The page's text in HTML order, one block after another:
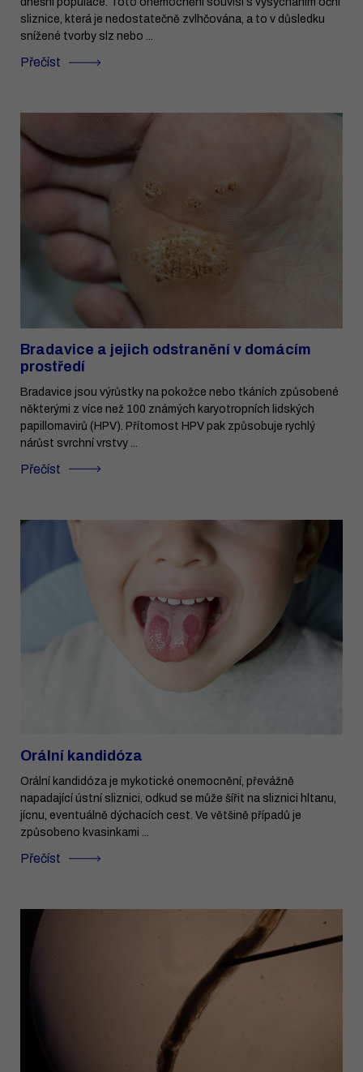
sliznice, která je nedostatečně zvlhčována, a to v důsledku
snížené tvorby slz nebo ...
Přečíst
Bradavice a jejich odstranění v domácím
prostředí
Bradavice jsou výrůstky na pokožce nebo tkáních způsobené
některými z více než 100 známých karyotropních lidských
papillomavirů (HPV). Přítomost HPV pak způsobuje rychlý
nárůst svrchní vrstvy ...
Přečíst
Orální kandidóza
Orální kandidóza je mykotické onemocnění, převážně
napadající ústní sliznici, odkud se může šířit na sliznici hltanu,
jícnu, eventuálně dýchacích cest. Ve většině případů je
způsobeno kvasinkami ...
Přečíst